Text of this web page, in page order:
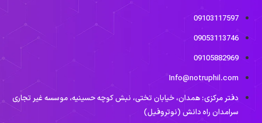
09103117597
09053113746
09105882969
Info@notruphil.com
دفتر مرکزی: همدان، خیابان تختی، نبش کوچه حسینیه، موسسه غیر تجاری
سرامدان راه دانش (نوتروفیل)